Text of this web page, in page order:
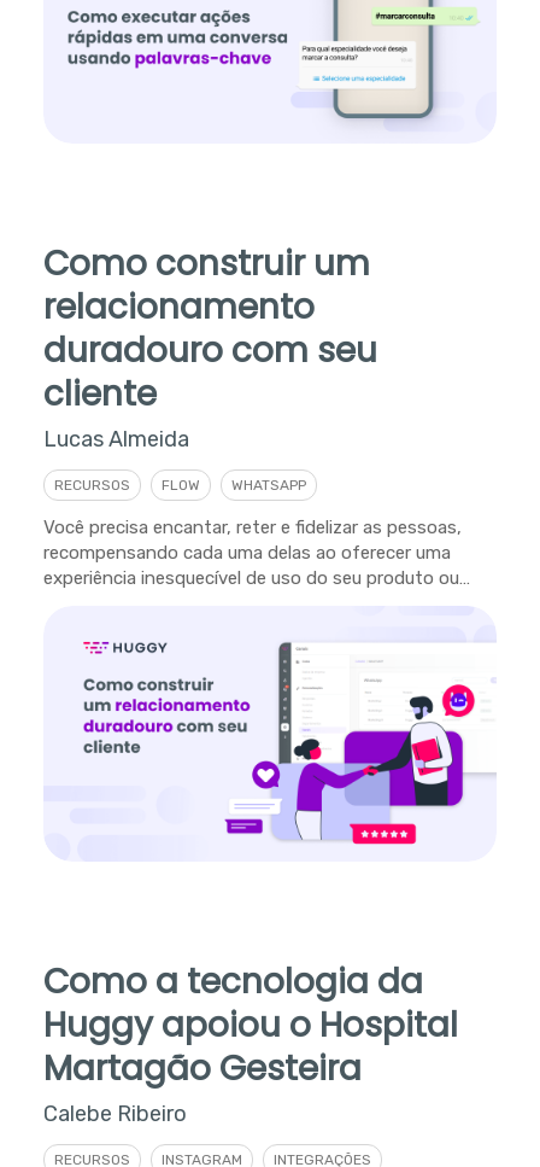
Como construir um
relacionamento
duradouro com seu
cliente
Lucas Almeida
RECURSOS FLOW WHATSAPP
Você precisa encantar, reter e fidelizar as pessoas,
recompensando cada uma delas ao oferecer uma
experiência inesquecível de uso do seu produto ou
Como a tecnologia da
Huggy apoiou o Hospital
Martagão Gesteira
Calebe Ribeiro
RECURSOS INSTAGRAM INTEGRAÇÕES